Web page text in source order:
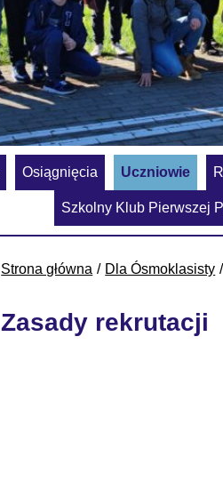
Osiągnięcia Uczniowie
Szkolny Klub Pierwszej
Strona główna Dla Ósmoklasisty
Zasady rekrutacji